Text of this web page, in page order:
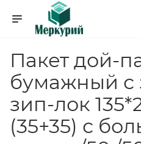
Пакет дой-
бумажный с
зип-лок
(35+35) с